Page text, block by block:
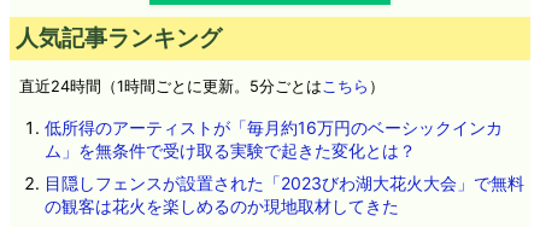
人気記事ランキング
直近24時間（1時間ごとに更新。5分ごとはこちら ）
低所得のアーティストが「毎月約16万円のベーシックインカ
ム」を無条件で受け取る実験で起きた変化とは？
目隠しフェンスが設置された「2023びわ湖大花火大会」で無料
の観客は花火を楽しめるのか現地取材してきた